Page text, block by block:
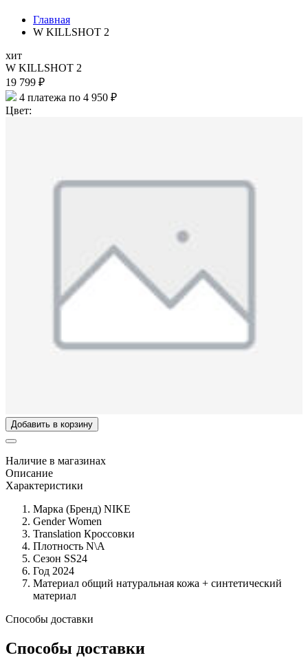
Главная
W KILLSHOT 2
хит
W KILLSHOT 2
19 799 ₽
4 платежа по 4 950 ₽
Цвет:
Добавить в корзину
Наличие в магазинах
Описание
Характеристики
Марка (Бренд) NIKE
Gender Women
Translation Кроссовки
Плотность N\A
Сезон SS24
Год 2024
Материал общий натуральная кожа + синтетический
материал
Способы доставки
Способы доставки